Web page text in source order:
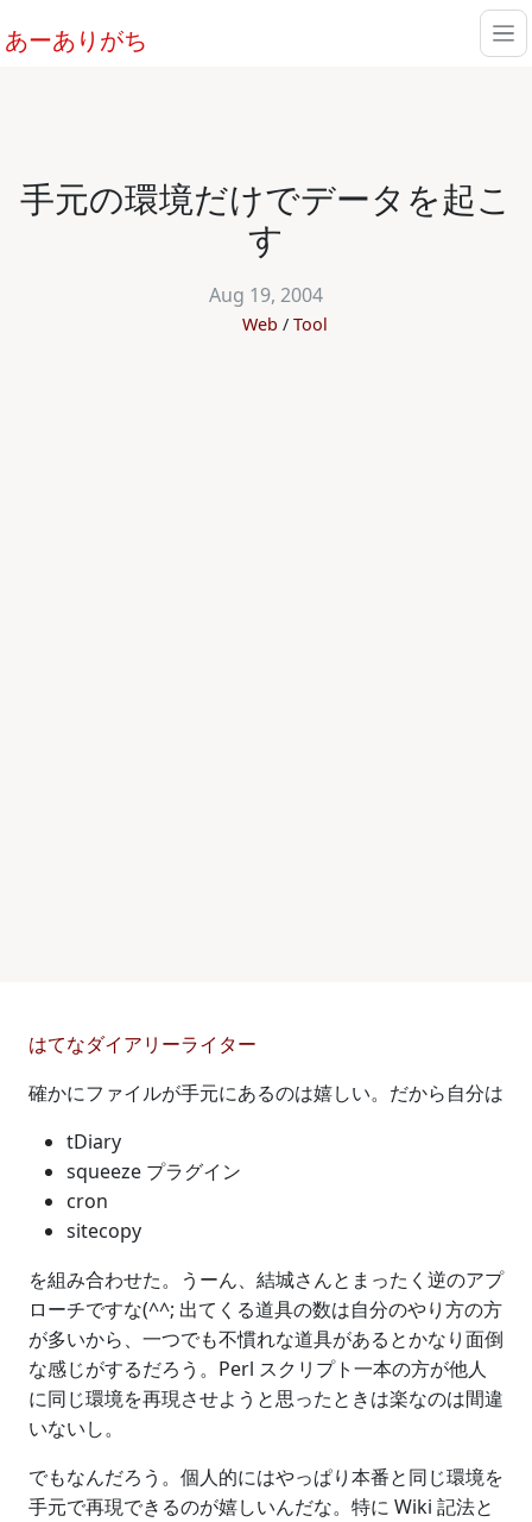
あーありがち
手元の環境だけでデータを起こ
す
Aug 19, 2004
Web Tool
はてなダイアリーライター
確かにファイルが手元にあるのは嬉しい。だから自分は
tDiary
squeeze プラグイン
cron
sitecopy
を組み合わせた。うーん、結城さんとまったく逆のアプ
ローチですな(^^; 出てくる道具の数は自分のやり方の方
が多いから、一つでも不慣れな道具があるとかなり面倒
な感じがするだろう。Perl スクリプト一本の方が他人
に同じ環境を再現させようと思ったときは楽なのは間違
いないし。
でもなんだろう。個人的にはやっぱり本番と同じ環境を
手元で再現できるのが嬉しいんだな。特に Wiki 記法と